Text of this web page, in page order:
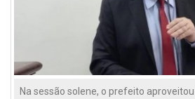
Na sessão solene, o prefeito